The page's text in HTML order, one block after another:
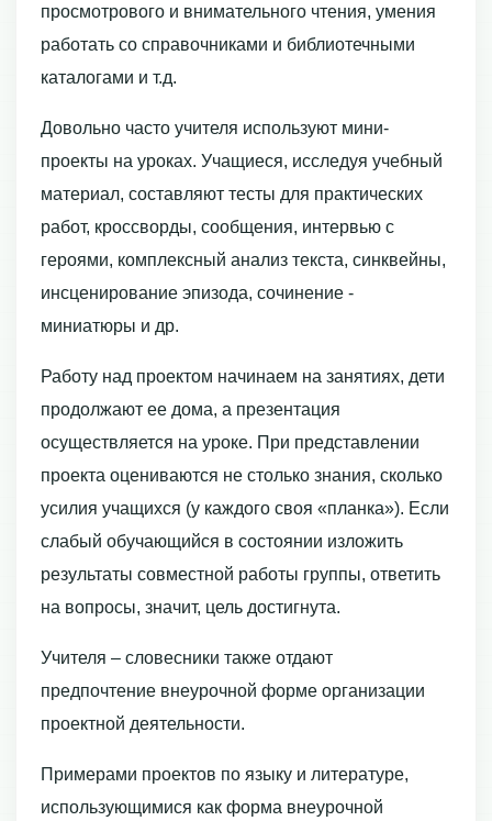
просмотрового и внимательного чтения, умения
работать со справочниками и библиотечными
каталогами и т.д.
Довольно часто учителя используют мини-
проекты на уроках. Учащиеся, исследуя учебный
материал, составляют тесты для практических
работ, кроссворды, сообщения, интервью с
героями, комплексный анализ текста, синквейны,
инсценирование эпизода, сочинение -
миниатюры и др.
Работу над проектом начинаем на занятиях, дети
продолжают ее дома, а презентация
осуществляется на уроке. При представлении
проекта оцениваются не столько знания, сколько
усилия учащихся (у каждого своя «планка»). Если
слабый обучающийся в состоянии изложить
результаты совместной работы группы, ответить
на вопросы, значит, цель достигнута.
Учителя – словесники также отдают
предпочтение внеурочной форме организации
проектной деятельности.
Примерами проектов по языку и литературе,
использующимися как форма внеурочной